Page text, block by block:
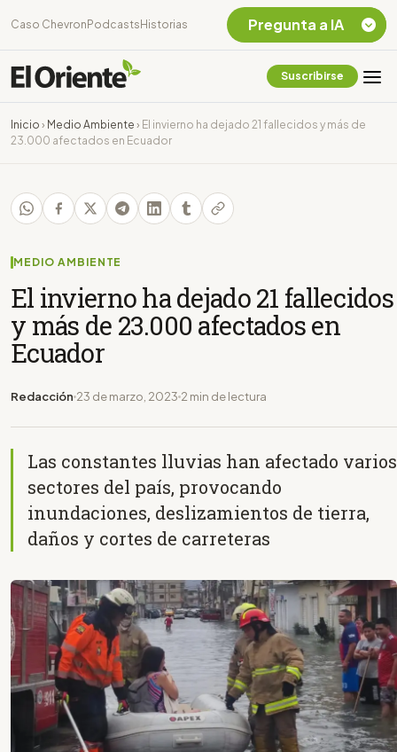
Caso Chevron Podcasts Historias
Suscribirse
Inicio › Medio Ambiente › El invierno ha dejado 21 fallecidos y más de
23.000 afectados en Ecuador
MEDIO AMBIENTE
El invierno ha dejado 21 fallecidos
y más de 23.000 afectados en
Ecuador
Redacción 23 de marzo, 2023 2 min de lectura
Las constantes lluvias han afectado varios
sectores del país, provocando
inundaciones, deslizamientos de tierra,
daños y cortes de carreteras
Pregunta a IA
Chevron Ecuador